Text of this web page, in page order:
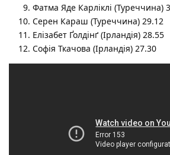
Фатма Яде Карліклі (Туреччина)
Серен Караш (Туреччина) 29.12
Елізабет Ґолдінґ (Ірландія) 28.55
Софія Ткачова (Ірландія) 27.30